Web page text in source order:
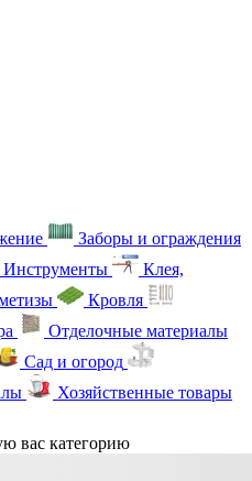
Заборы и ограждения
Инструменты
Клея,
Кровля
Отделочные материалы
Сад и огород
Хозяйственные товары
вас категорию